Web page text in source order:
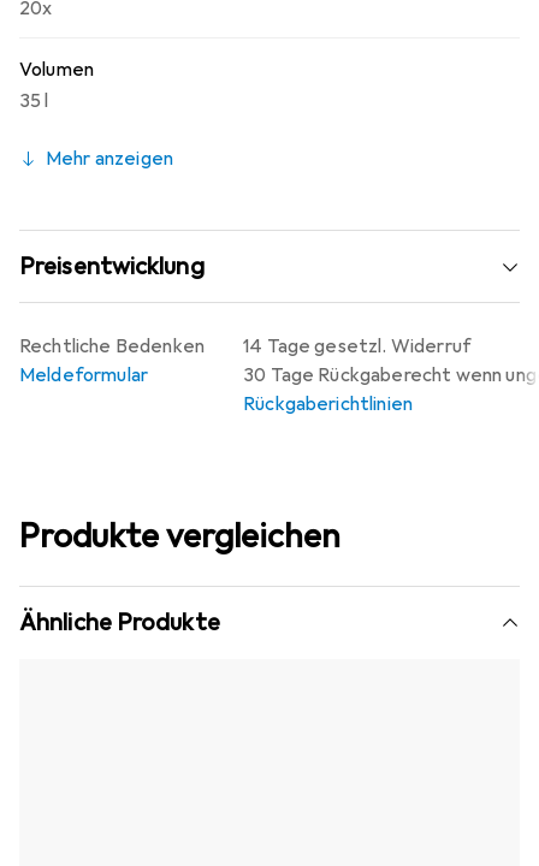
20x
Volumen
35 l
Mehr anzeigen
Preisentwicklung
14 Tage gesetzl. Widerruf
30 Tage Rückgaberecht wenn
Rückgaberichtlinien
Rechtliche Bedenken
Meldeformular
Produkte vergleichen
Ähnliche Produkte